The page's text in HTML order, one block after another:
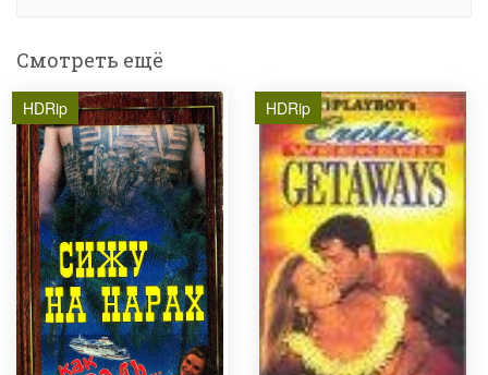
Смотреть ещё
HDRip HDRip